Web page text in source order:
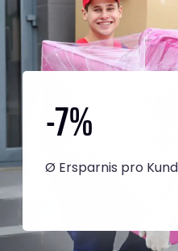
-7%
Ø Ersparnis pro